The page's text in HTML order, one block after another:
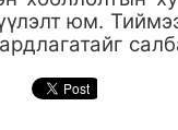
юм.